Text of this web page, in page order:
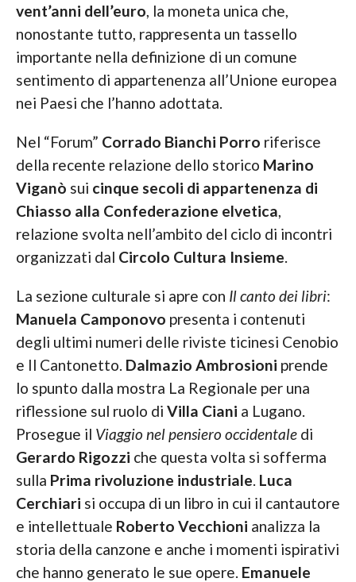
vent’anni dell’euro , la moneta unica che,
nonostante tutto, rappresenta un tassello
importante nella definizione di un comune
sentimento di appartenenza all’Unione europea
nei Paesi che l’hanno adottata.
Nel “Forum” Corrado Bianchi Porro riferisce
della recente relazione dello storico Marino
Viganò sui cinque secoli di appartenenza di
Chiasso alla Confederazione elvetica
relazione svolta nell’ambito del ciclo di incontri
organizzati dal Circolo Cultura Insieme
La sezione culturale si apre con Il canto dei libri:
Manuela Camponovo presenta i contenuti
degli ultimi numeri delle riviste ticinesi Cenobio
e Il Cantonetto. Dalmazio Ambrosioni prende
lo spunto dalla mostra La Regionale per una
riflessione sul ruolo di Villa Ciani a Lugano.
Prosegue il Viaggio nel pensiero occidentaledi
Gerardo Rigozzi che questa volta si sofferma
sulla Prima rivoluzione industriale Luca
Cerchiari si occupa di un libro in cui il cantautore
e intellettuale Roberto Vecchioni analizza la
storia della canzone e anche i momenti ispirativi
che hanno generato le sue opere. Emanuele